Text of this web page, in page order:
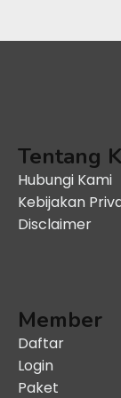
Tentang
Hubungi Kami
Kebijakan
Disclaimer
Member
Daftar
Login
Paket